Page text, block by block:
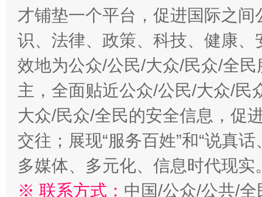
才铺垫一个平台，促进国际之
识、法律、政策、科技、健康
效地为公众/公民/大众/民众/全
主，全面贴近公众/公民/大众/民
大众/民众/全民的安全信息，促
交往；展现“服务百姓”和“说真
多媒体、多元化、信息时代现实
※ 联系方式： 中国/公众/公共/